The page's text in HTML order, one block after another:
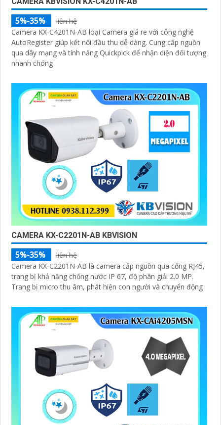
5%-35%
liên hệ
Camera KX-C4201N-AB loại Camera giá re với công nghệ
AutoRegister giúp kết nối đầu thu dễ dàng. Cung cấp nguồn
qua dây mạng và tính năng Quickpick để nhận diện đối tượng
nhanh chóng
CAMERA KX-C2201N-AB KBVISION
5%-35%
liên hệ
Camera KX-C2201N-AB là camera cấp nguồn qua cổng RJ45,
trang bị khả năng chống nước IP 67, độ phân giải 2.0 MP.
Trang bị micro thu âm, phát hiện con người và chuyển động